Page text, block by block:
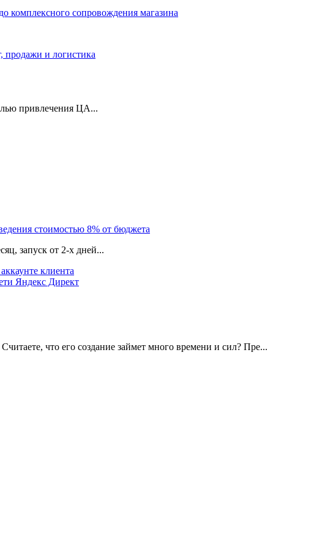
комплексного сопровождения магазина
продажи и логистика
привлечения ЦА...
стоимостью 8% от бюджета
запуск от 2-х дней...
клиента
Яндекс Директ
что его создание займет много времени и сил? Пре...